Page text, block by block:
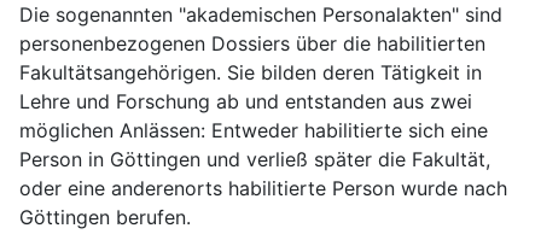
Die sogenannten "akademischen Personalakten" sind
personenbezogenen Dossiers über die habilitierten
Fakultätsangehörigen. Sie bilden deren Tätigkeit in
Lehre und Forschung ab und entstanden aus zwei
möglichen Anlässen: Entweder habilitierte sich eine
Person in Göttingen und verließ später die Fakultät,
oder eine anderenorts habilitierte Person wurde nach
Göttingen berufen.